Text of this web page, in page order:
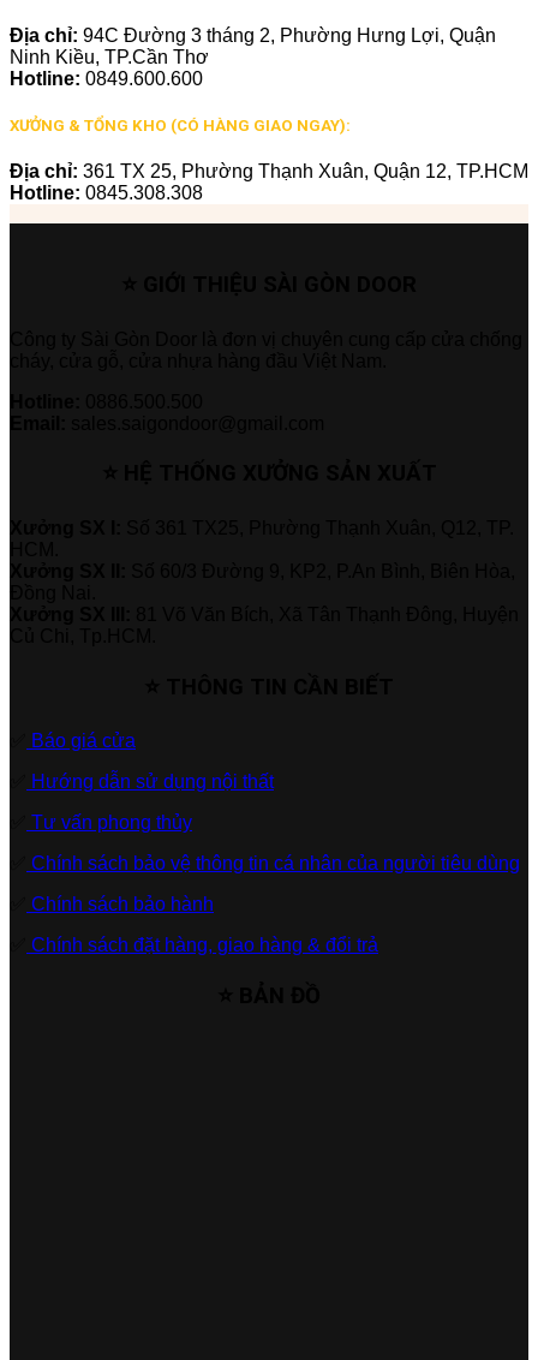
Địa chỉ: 94C Đường 3 tháng 2, Phường Hưng Lợi, Quận
Ninh Kiều, TP.Cần Thơ
Hotline: 0849.600.600
XƯỞNG & TỔNG KHO (CÓ HÀNG GIAO NGAY):
Địa chỉ: 361 TX 25, Phường Thạnh Xuân, Quận 12, TP.HCM
Hotline: 0845.308.308
Báo giá cửa
Hướng dẫn sử dụng nội thất
Tư vấn phong thủy
Chính sách bảo vệ thông tin cá nhân của người tiêu dùng
Chính sách bảo hành
Chính sách đặt hàng, giao hàng & đổi trả